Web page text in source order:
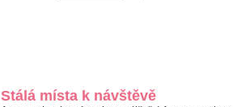
Stálá místa k návštěvě